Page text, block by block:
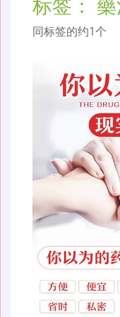
同标签的约1个